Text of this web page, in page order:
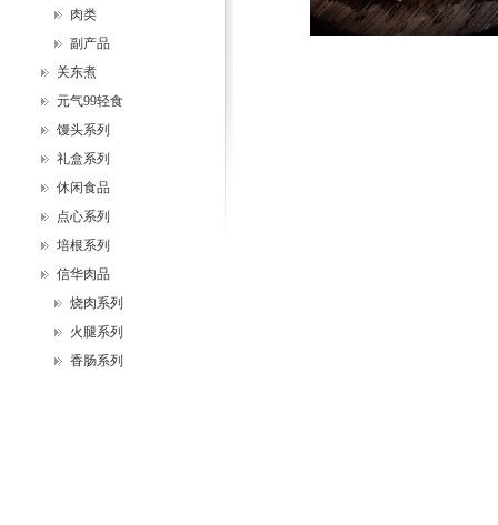
肉类
副产品
关东煮
元气99轻食
馒头系列
礼盒系列
休闲食品
点心系列
培根系列
信华肉品
烧肉系列
火腿系列
香肠系列